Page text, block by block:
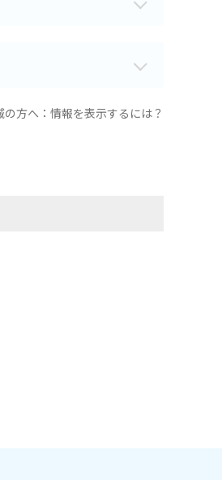
の方へ：情報を表示するには？